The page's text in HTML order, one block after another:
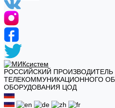
РОССИЙСКИЙ ПРОИЗВОДИТЕЛЬ
ТЕЛЕКОММУНИКАЦИОННОГО
ОБОРУДОВАНИЯ ЦОД